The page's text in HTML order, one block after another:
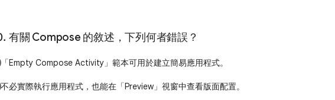
有關 Compose 的敘述，下列何者錯誤？
「Empty Compose Activity」範本可用於建立簡易應用程式。
不必實際執行應用程式，也能在「Preview」視窗中查看版面配置。